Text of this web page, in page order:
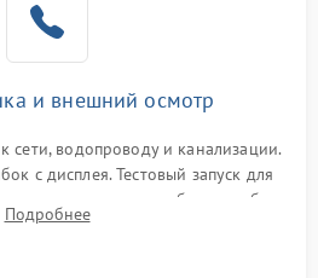
и внешний осмотр
сети, водопроводу и канализации.
с дисплея. Тестовый запуск для
протечек или сбоев в работе
модуля управления.
Подробнее